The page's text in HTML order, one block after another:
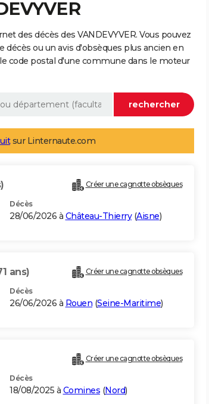
des décès des VANDEVYVER. Vous pouvez
ou un avis d'obsèques plus ancien en
code postal d'une commune dans le moteur
sur Linternaute.com
Créer une cagnotte obsèques
Décès
28/06/2026 à Château-Thierry(Aisne)
ans) Créer une cagnotte obsèques
Décès
26/06/2026 à Rouen (Seine-Maritime)
Créer une cagnotte obsèques
Décès
18/08/2025 à Comines (Nord)